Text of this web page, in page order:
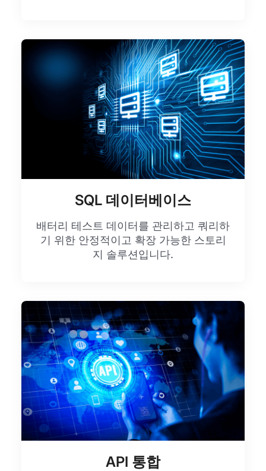
SQL 데이터베이스
배터리 테스트 데이터를 관리하고 쿼리하
기 위한 안정적이고 확장 가능한 스토리
지 솔루션입니다.
API 통합